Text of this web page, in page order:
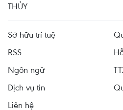
THỦY
Sở hữu trí tuệ
RSS
Ngôn ngữ
Dịch vụ tin
Liên hệ